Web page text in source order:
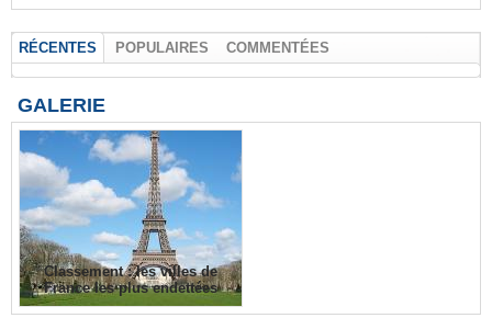
RÉCENTES POPULAIRES COMMENTÉES
GALERIE
Classement : les villes de
France les plus endettées